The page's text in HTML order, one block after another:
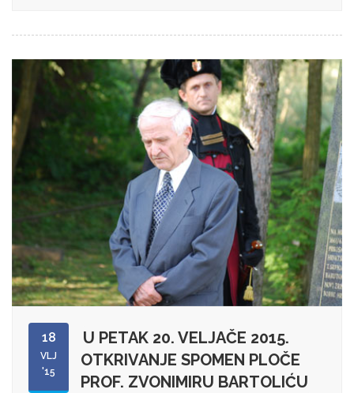
18
VLJ
'15
U PETAK 20. VELJAČE 2015.
OTKRIVANJE SPOMEN PLOČE
PROF. ZVONIMIRU BARTOLIĆU